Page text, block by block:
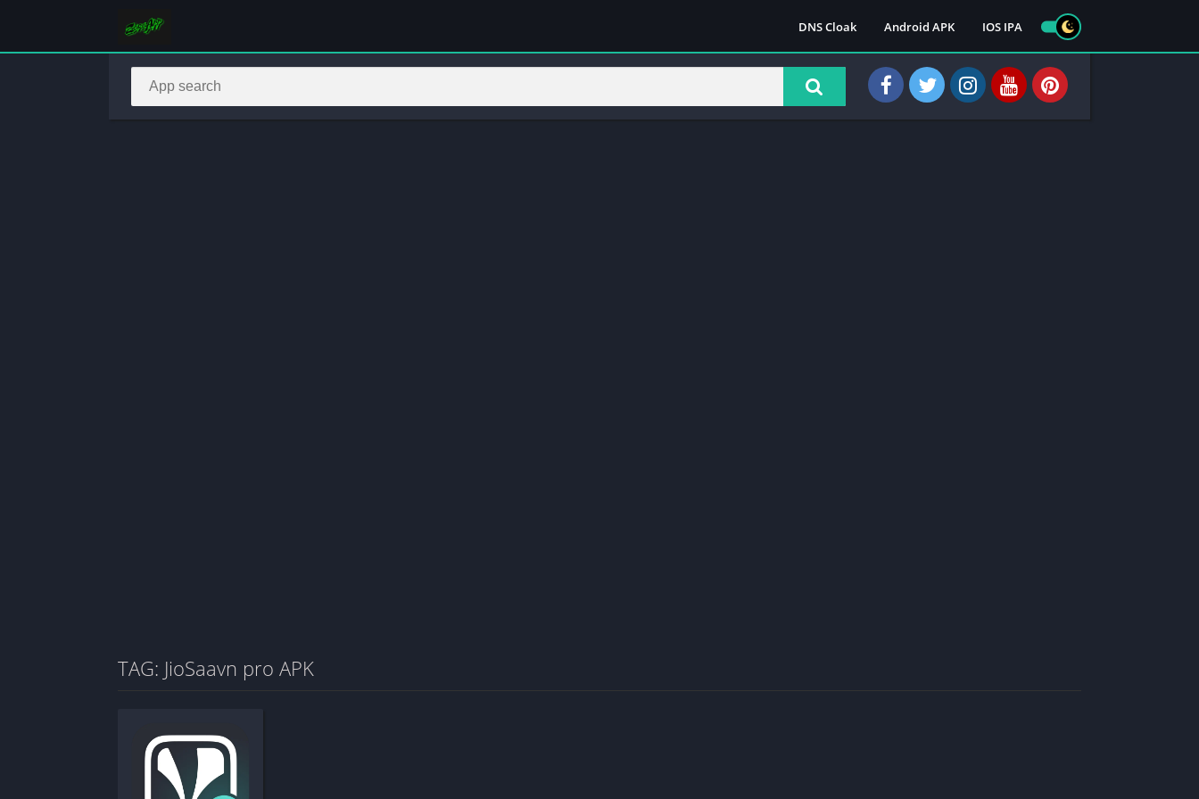
DNS Cloak Android APK IOS IPA
TAG: JioSaavn pro APK